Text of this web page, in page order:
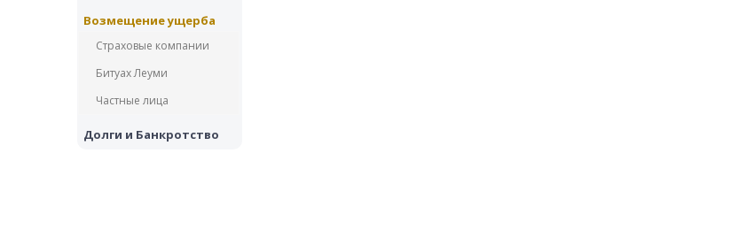
Возмещение ущерба
Страховые компании
Битуах Леуми
Частные лица
Долги и Банкротство